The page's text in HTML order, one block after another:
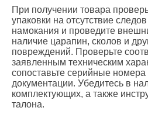
При получении товара
упаковки на отсутствие
намокания и проведите
наличие царапин, сколов и
повреждений. Проверьте
заявленным техническим
сопоставьте серийные
документации. Убедитесь в
комплектующих, а также
талона.